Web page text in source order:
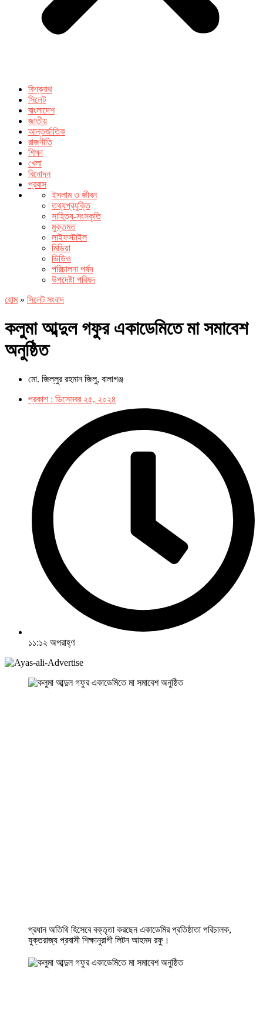
বিশ্বনাথ
সিলেট
বাংলাদেশ
জাতীয়
আন্তর্জাতিক
রাজনীতি
শিক্ষা
খেলা
বিনোদন
প্রবাস
ইসলাম ও জীবন
তথ্যপ্রযুক্তি
সাহিত্য-সংস্কৃতি
মুক্তমত
লাইফস্টাইল
মিডিয়া
ভিডিও
পরিচালনা পর্ষদ
উপদেষ্টা পরিষদ
হোম» সিলেট সংবাদ
কলুমা আব্দুল গফুর একাডেমিতে মা সমাবেশ
অনুষ্ঠিত
মো. জিল্লুর রহমান জিলু, বালাগঞ্জ
প্রকাশ : ডিসেম্বর ২৫, ২০২৪
১১:১২ অপরাহ্ণ
প্রধান অতিথি হিসেবে বক্তৃতা করছেন একাডেমির প্রতিষ্ঠাতা পরিচালক,
যুক্তরাজ্য প্রবাসী শিক্ষানুরাগী লিটন আহমদ রফু।